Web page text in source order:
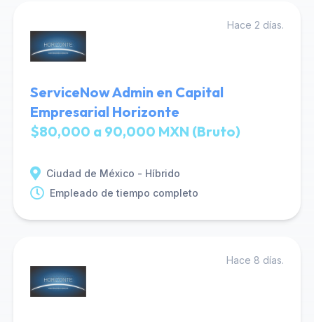
Hace 2 días.
ServiceNow Admin en Capital
Empresarial Horizonte
$80,000 a 90,000 MXN (Bruto)
Ciudad de México - Híbrido
Empleado de tiempo completo
Hace 8 días.